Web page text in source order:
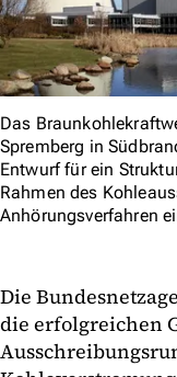
Das
Spremberg in
Entwurf für ein
Rahmen des
Anhörungsverfahren
Die
die erfolgreichen